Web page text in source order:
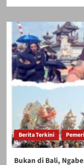
Berita Terkini
Bukan di Bali,